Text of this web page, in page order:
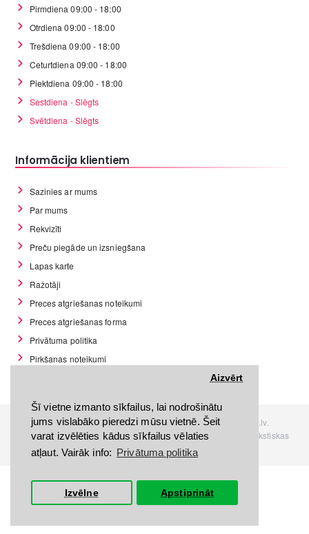
Šī vietne izmanto sīkfailus, lai nodrošinātu
jums vislabāko pieredzi mūsu vietnē. Šeit
varat izvēlēties kādus sīkfailus vēlaties
atļaut. Vairāk info: Privātuma politika
Aizvērt
Izvēlne Apstiprināt
Pirmdiena 09:00 - 18:00
Otrdiena 09:00 - 18:00
Trešdiena 09:00 - 18:00
Ceturtdiena 09:00 - 18:00
Piektdiena 09:00 - 18:00
Sestdiena - Slēgts
Svētdiena - Slēgts
Informācija klientiem
Sazinies ar mums
Par mums
Rekvizīti
Preču piegāde un izsniegšana
Lapas karte
Ražotāji
Preces atgriešanas noteikumi
Preces atgriešanas forma
Privātuma politika
Pirkšanas noteikumi
Visas tiesības rezervētas. Interneta veikals www.Discomania.lv.
Jebkuras Discomania.lv informācijas pārpublicēšana, bez rakstiskas
atļaujas, stingri aizliegta.